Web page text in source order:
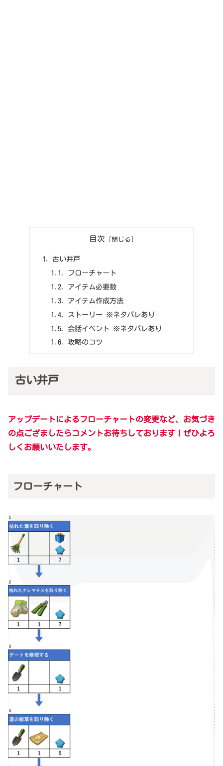
目次
古い井戸
フローチャート
アイテム必要数
アイテム作成方法
ストーリー ※ネタバレあり
会話イベント ※ネタバレあり
攻略のコツ
古い井戸
アップデートによるフローチャートの変更など、お気づき
の点ござましたらコメントお待ちしております！ぜひよろ
しくお願いいたします。
フローチャート